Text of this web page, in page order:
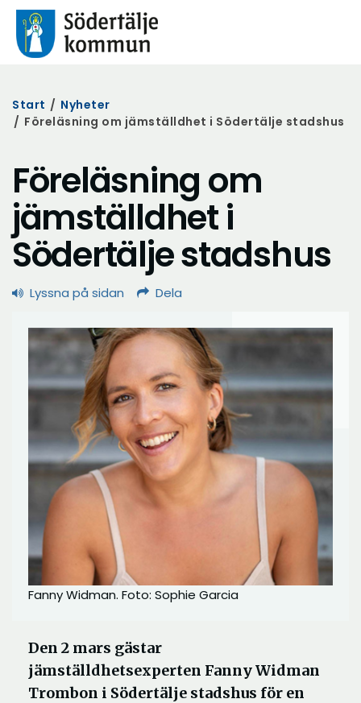
Start / Nyheter
/ Föreläsning om jämställdhet i Södertälje stadshus
Föreläsning om
jämställdhet i
Södertälje stadshus
Lyssna på sidan Dela
Fanny Widman. Foto: Sophie Garcia
Den 2 mars gästar
jämställdhetsexperten Fanny Widman
Trombon i Södertälje stadshus för en